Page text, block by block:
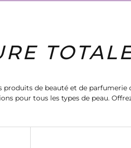
de beauté et de parfumerie
pour tous les types de peau.